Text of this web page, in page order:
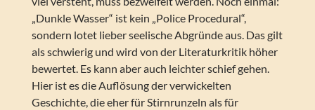
„Dunkle Wasser“ ist kein „Police Procedural“,
sondern lotet lieber seelische Abgründe aus. Das gilt
als schwierig und wird von der Literaturkritik höher
bewertet. Es kann aber auch leichter schief gehen.
Hier ist es die Auflösung der verwickelten
Geschichte, die eher für Stirnrunzeln als für